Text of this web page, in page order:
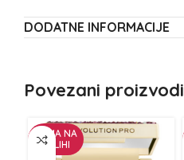
DODATNE INFORMACIJE
Povezani proizvodi
NEMA NA
ZALIHI